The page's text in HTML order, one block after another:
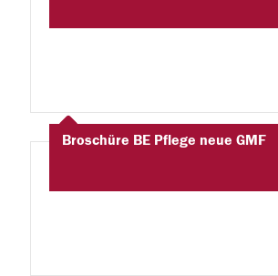
Broschüre BE Pflege neue GMF